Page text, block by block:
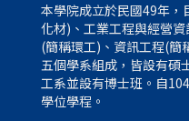
本學院成立於民國49年，
化材)、工業工程與經營
(簡稱環工)、資訊工程(簡
五個學系組成，皆設有碩
工系並設有博士班。自
學位學程。